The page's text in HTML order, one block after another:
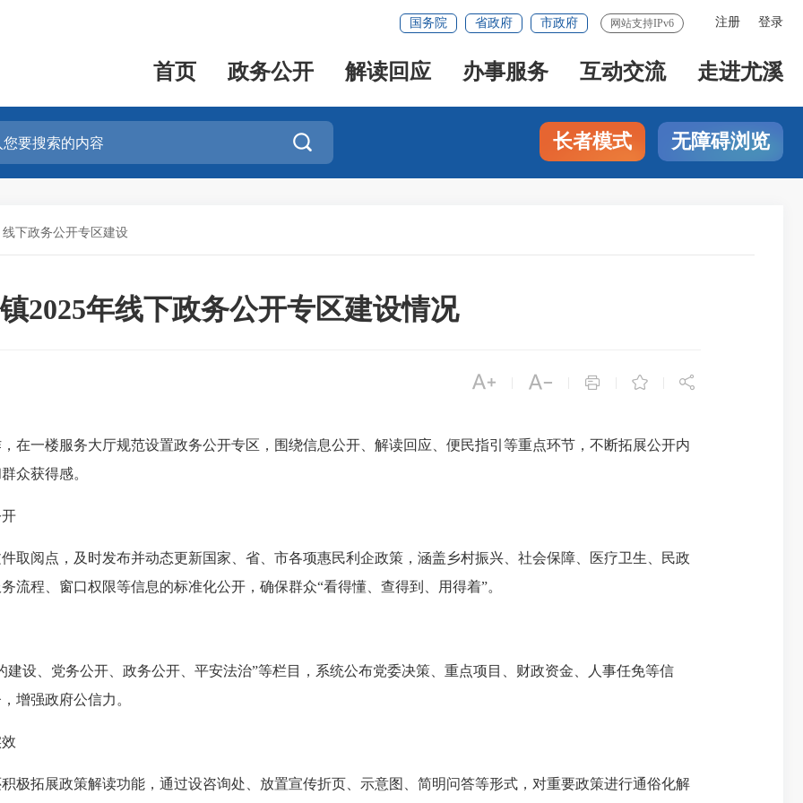
注册 登录
国务院 省政府 市政府 网站支持IPv6
首页 政务公开 解读回应 办事服务 互动交流 走进尤溪
 长者模式 无障碍浏览
线下政务公开专区建设
2025年线下政务公开专区建设情况
    
一楼服务大厅规范设置政务公开专区，围绕信息公开、解读回应、便民指引等重点环节，不断拓展公开内
众获得感。
阅点，及时发布并动态更新国家、省、市各项惠民利企政策，涵盖乡村振兴、社会保障、医疗卫生、民政
流程、窗口权限等信息的标准化公开，确保群众“看得懂、查得到、用得着”。
、党务公开、政务公开、平安法治”等栏目，系统公布党委决策、重点项目、财政资金、人事任免等信
增强政府公信力。
拓展政策解读功能，通过设咨询处、放置宣传折页、示意图、 简明问答等形式，对重要政策进行通俗化解